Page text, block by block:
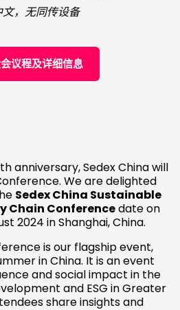
，无同传设备
议程及详细信息
anniversary, Sedex China will
We are delighted
Sedex China Sustainable
Chain Conferencedate on
2024 in Shanghai, China.
is our flagship event,
in China. It is an event
and social impact in the
and ESG in Greater
share insights and